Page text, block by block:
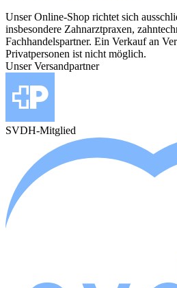
Unser Online-Shop richtet sich
insbesondere Zahnarztpraxen,
Fachhandelspartner. Ein Verkauf an
Privatpersonen ist nicht möglich.
Unser Versandpartner
SVDH-Mitglied